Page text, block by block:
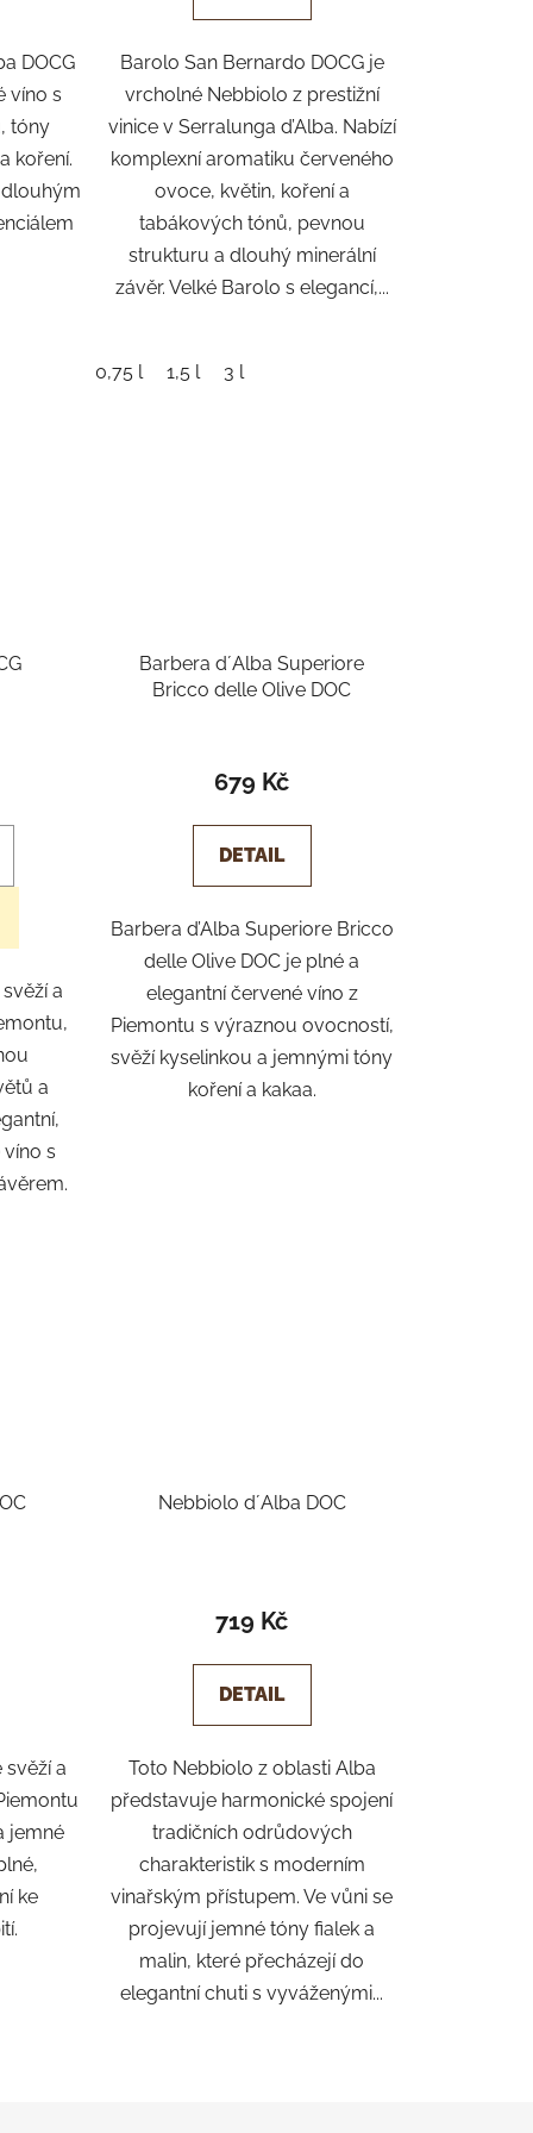
DOCG
víno s
tóny
koření.
dlouhým
5
hvězdiček.
Barolo San Bernardo DOCG je
vrcholné Nebbiolo z prestižní
vinice v Serralunga d’Alba. Nabízí
komplexní aromatiku červeného
ovoce, květin, koření a
tabákových tónů, pevnou
strukturu a dlouhý minerální
závěr. Velké Barolo s elegancí,...
0,75 l 1,5 l 3 l
a
a
s
Barbera d´Alba Superiore
Bricco delle Olive DOC
hodnocení
5,0
5
hvězdiček.
679 Kč
DETAIL
Barbera d’Alba Superiore Bricco
delle Olive DOC je plné a
elegantní červené víno z
Piemontu s výraznou ovocností,
svěží kyselinkou a jemnými tóny
koření a kakaa.
svěží a
jemné
ke
Nebbiolo d´Alba DOC
719 Kč
DETAIL
Toto Nebbiolo z oblasti Alba
představuje harmonické spojení
tradičních odrůdových
charakteristik s moderním
vinařským přístupem. Ve vůni se
projevují jemné tóny fialek a
malin, které přecházejí do
elegantní chuti s vyváženými...